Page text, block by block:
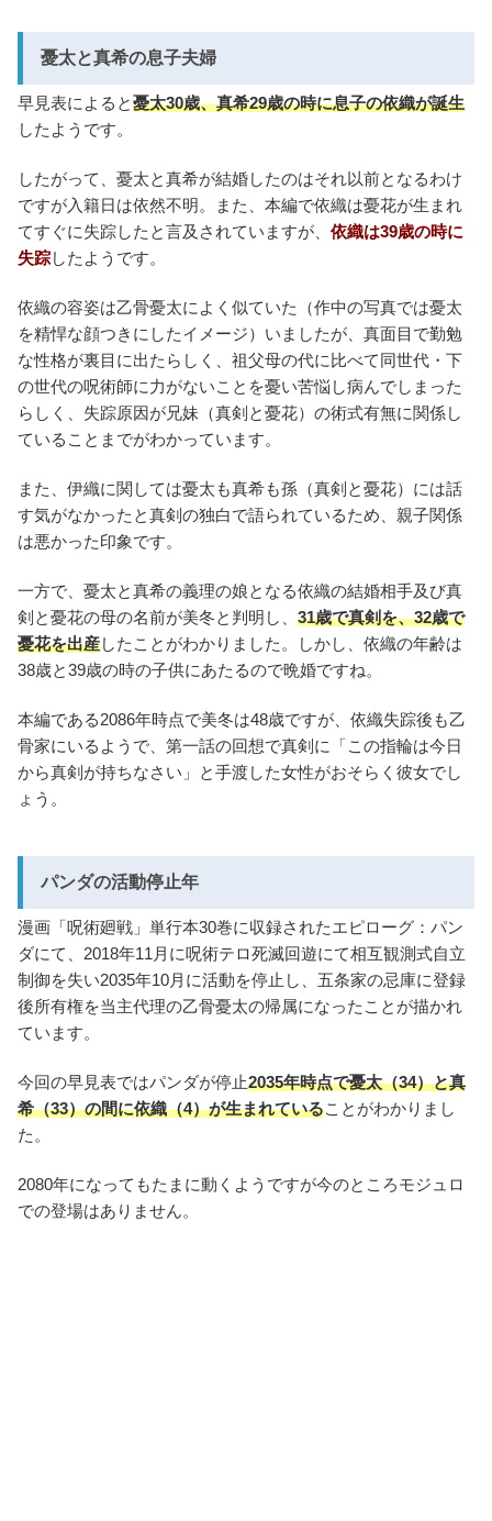
憂太と真希の息子夫婦
早見表によると憂太30歳、真希29歳の時に息子の依織が誕生
したようです。
したがって、憂太と真希が結婚したのはそれ以前となるわけ
ですが入籍日は依然不明。また、本編で依織は憂花が生まれ
てすぐに失踪したと言及されていますが、 依織は39歳の時に
失踪したようです。
依織の容姿は乙骨憂太によく似ていた（作中の写真では憂太
を精悍な顔つきにしたイメージ）いましたが、真面目で勤勉
な性格が裏目に出たらしく、祖父母の代に比べて同世代・下
の世代の呪術師に力がないことを憂い苦悩し病んでしまった
らしく、失踪原因が兄妹（真剣と憂花）の術式有無に関係し
ていることまでがわかっています。
また、伊織に関しては憂太も真希も孫（真剣と憂花）には話
す気がなかったと真剣の独白で語られているため、親子関係
は悪かった印象です。
一方で、憂太と真希の義理の娘となる依織の結婚相手及び真
剣と憂花の母の名前が美冬と判明し、 31歳で真剣を、32歳で
憂花を出産したことがわかりました。しかし、依織の年齢は
38歳と39歳の時の子供にあたるので晩婚ですね。
本編である2086年時点で美冬は48歳ですが、依織失踪後も乙
骨家にいるようで、第一話の回想で真剣に「この指輪は今日
から真剣が持ちなさい」と手渡した女性がおそらく彼女でし
ょう。
パンダの活動停止年
漫画「呪術廻戦」単行本30巻に収録されたエピローグ：パン
ダにて、2018年11月に呪術テロ死滅回遊にて相互観測式自立
制御を失い2035年10月に活動を停止し、五条家の忌庫に登録
後所有権を当主代理の乙骨憂太の帰属になったことが描かれ
ています。
今回の早見表ではパンダが停止2035年時点で憂太（34）と真
希（33）の間に依織（4）が生まれていることがわかりまし
た。
2080年になってもたまに動くようですが今のところモジュロ
での登場はありません。